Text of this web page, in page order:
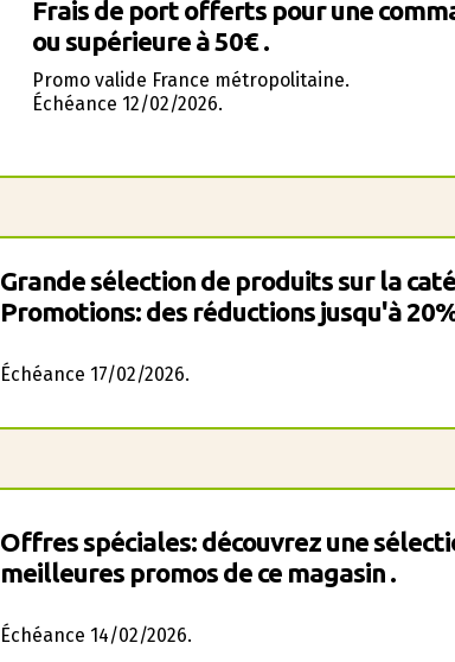
Frais de port offerts pour une
ou supérieure à 50€ .
Promo valide France métropolitaine.
Échéance 12/02/2026.
Grande sélection de produits sur la
Promotions: des réductions jusqu'à
Échéance 17/02/2026.
Offres spéciales: découvrez une
meilleures promos de ce magasin .
Échéance 14/02/2026.